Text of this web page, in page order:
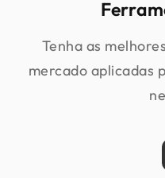
Tenha as
mercado aplicadas